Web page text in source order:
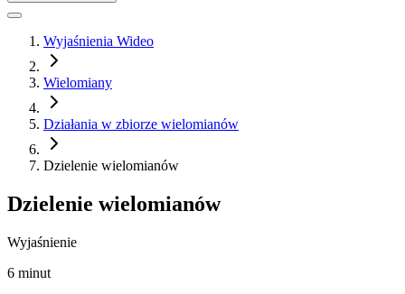
Wyjaśnienia Wideo
Wielomiany
Działania w zbiorze wielomianów
Dzielenie wielomianów
Dzielenie wielomianów
Wyjaśnienie
6 minut